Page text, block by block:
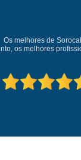
Amei o atendimento.
Deixou o meu